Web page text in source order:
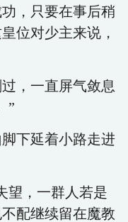
，只要在事后稍
位对少主来说，
，一直屏气敛息
”
下延着小路走进
望，一群人若是
配继续留在魔教